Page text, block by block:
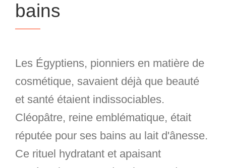
bains
Les Égyptiens, pionniers en matière de
cosmétique, savaient déjà que beauté
et santé étaient indissociables.
Cléopâtre, reine emblématique, était
réputée pour ses bains au lait d'ânesse.
Ce rituel hydratant et apaisant